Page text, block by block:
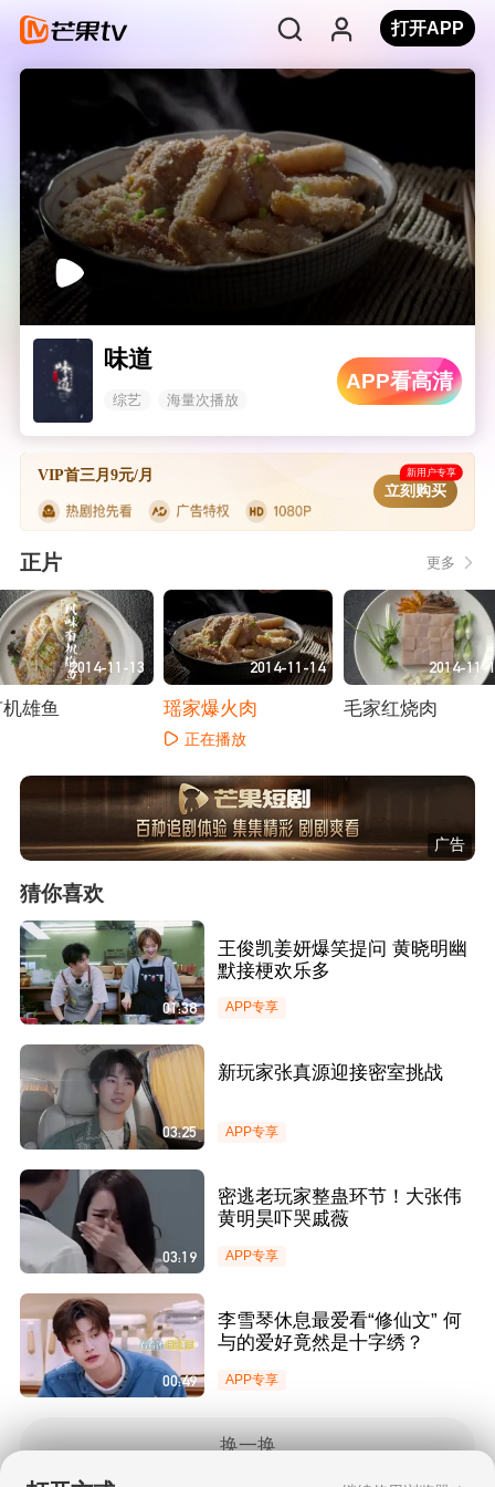
打开APP
味道
综艺 海量次播放
APP看高清
VIP首三月9元/月 新用户专享
立刻购买
正片 更多
2014-11-13
雄鱼
2014-11-14
瑶家爆火肉
正在播放
2014-11-
毛家红烧肉
广告
猜你喜欢
01:38
王俊凯姜妍爆笑提问 黄晓明幽
默接梗欢乐多
APP专享
03:25
新玩家张真源迎接密室挑战
APP专享
03:19
密逃老玩家整蛊环节！大张伟
黄明昊吓哭戚薇
APP专享
00:49
李雪琴休息最爱看“修仙文” 何
与的爱好竟然是十字绣？
APP专享
换一换